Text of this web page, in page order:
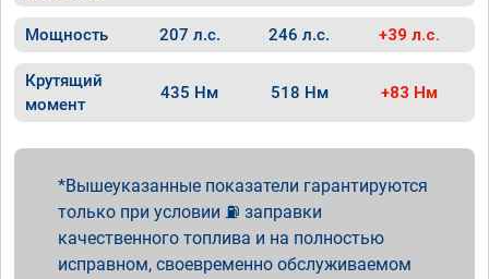
Мощность 207 л.с. 246 л.с. +39 л.с.
Крутящий
момент
435 Нм 518 Нм +83 Нм
Вышеуказанные показатели гарантируются
только при условии ⛽ заправки
качественного топлива и на полностью
исправном, своевременно обслуживаемом